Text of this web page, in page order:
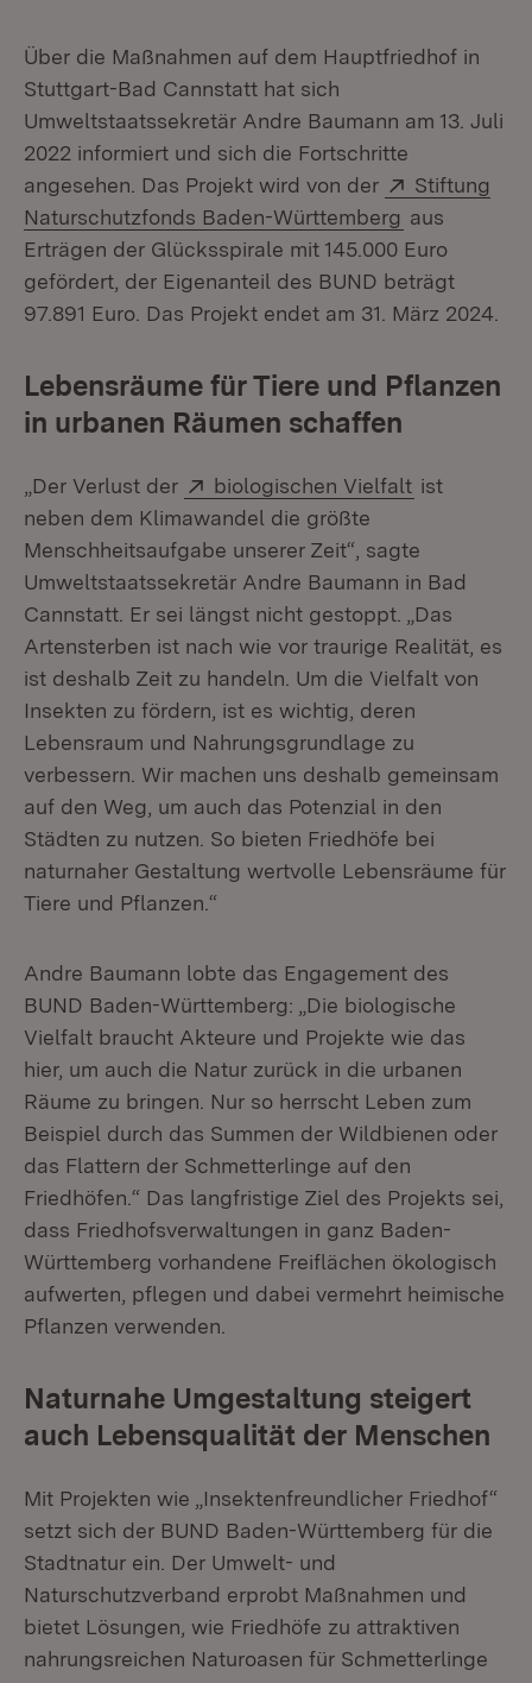
Über die Maßnahmen auf dem Hauptfriedhof in
Stuttgart-Bad Cannstatt hat sich
Umweltstaatssekretär Andre Baumann am 13. Juli
2022 informiert und sich die Fortschritte
angesehen. Das Projekt wird von der
Extern:
Stiftung
Naturschutzfonds Baden-Württemberg (Öffnet in
aus
Erträgen der Glücksspirale mit 145.000 Euro
gefördert, der Eigenanteil des BUND beträgt
97.891 Euro. Das Projekt endet am 31. März 2024.
Lebensräume für Tiere und Pflanzen
in urbanen Räumen schaffen
„Der Verlust der Extern:
biologischen Vielfalt (Öffnet in
ist
neben dem Klimawandel die größte
Menschheitsaufgabe unserer Zeit“, sagte
Umweltstaatssekretär Andre Baumann in Bad
Cannstatt. Er sei längst nicht gestoppt. „Das
Artensterben ist nach wie vor traurige Realität, es
ist deshalb Zeit zu handeln. Um die Vielfalt von
Insekten zu fördern, ist es wichtig, deren
Lebensraum und Nahrungsgrundlage zu
verbessern. Wir machen uns deshalb gemeinsam
auf den Weg, um auch das Potenzial in den
Städten zu nutzen. So bieten Friedhöfe bei
naturnaher Gestaltung wertvolle Lebensräume für
Tiere und Pflanzen.“
Andre Baumann lobte das Engagement des
BUND Baden-Württemberg: „Die biologische
Vielfalt braucht Akteure und Projekte wie das
hier, um auch die Natur zurück in die urbanen
Räume zu bringen. Nur so herrscht Leben zum
Beispiel durch das Summen der Wildbienen oder
das Flattern der Schmetterlinge auf den
Friedhöfen.“ Das langfristige Ziel des Projekts sei,
dass Friedhofsverwaltungen in ganz Baden-
Württemberg vorhandene Freiflächen ökologisch
aufwerten, pflegen und dabei vermehrt heimische
Pflanzen verwenden.
Naturnahe Umgestaltung steigert
auch Lebensqualität der Menschen
Mit Projekten wie „Insektenfreundlicher Friedhof“
setzt sich der BUND Baden-Württemberg für die
Stadtnatur ein. Der Umwelt- und
Naturschutzverband erprobt Maßnahmen und
bietet Lösungen, wie Friedhöfe zu attraktiven
nahrungsreichen Naturoasen für Schmetterlinge